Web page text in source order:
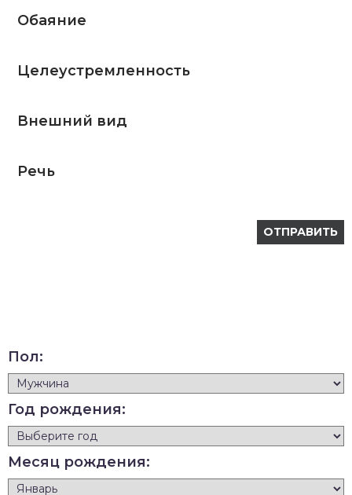
Обаяние
Целеустремленность
Внешний вид
Речь
Пол:
Год рождения:
Месяц рождения: